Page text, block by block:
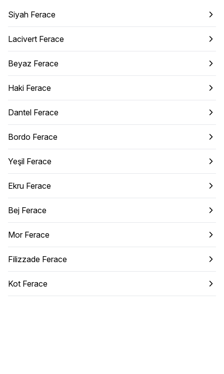
Siyah Ferace
Lacivert Ferace
Beyaz Ferace
Haki Ferace
Dantel Ferace
Bordo Ferace
Yeşil Ferace
Ekru Ferace
Bej Ferace
Mor Ferace
Filizzade Ferace
Kot Ferace